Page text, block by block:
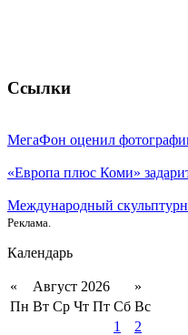
Ссылки
МегаФон оценил
«Европа плюс Коми»
Международный
Реклама.
Календарь
« Август 2026
»
Пн Вт Ср Чт Пт Сб Вс
1
2